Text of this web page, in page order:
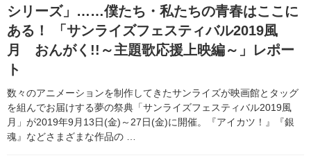
グッズ イベント
声優 コスプレ
ラキりす
番組・動画一覧 ラジオ
動画
連載・ブログ
連載・ブログ一覧 コラム
シリーズ」……僕たち・私たちの青春はここに
ある！ 「サンライズフェスティバル2019風
月 おんがく!!～主題歌応援上映編～」レポー
ト
数々のアニメーションを制作してきたサンライズが映画館とタッグ
を組んでお届けする夢の祭典「サンライズフェスティバル2019風
月」が2019年9月13日(金)～27日(金)に開催。『アイカツ！』『銀
魂』などさまざまな作品の …